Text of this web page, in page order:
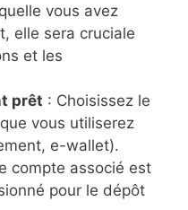
vous avez
elle sera cruciale
et les
prêt : Choisissez le
vous utiliserez
e-wallet).
compte associé est
pour le dépôt